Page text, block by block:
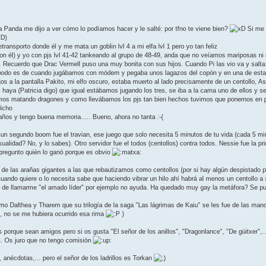
Panda me dijo a ver cómo lo podíamos hacer y le salté: por tfno te viene bien?
Si me
)
donde él y me mata un goblin lvl 4 a mi elfa lvl 1 pero yo tan feliz
él) y yo con pjs lvl 41-42 tankeando al grupo de 48-49, anda que no veíamos mariposas ni
que Drac Vermell puso una muy bonita con sus hijos. Cuando Pi las vio va y
es de cuando jugábamos con módem y pegaba unos lagazos del copón y en una de
a la pantalla Pakito, mi elfo oscuro, estaba muerto al lado precisamente de un centollo,
(Patricia digo) que igual estábamos jugando los tres, se iba a la cama uno de ellos y
matando dragones y como llevábamos los pjs tan bien hechos tuvimos que ponernos
y tengo buena memoria..... Bueno, ahora no tanta :-(
segundo boom fue el travian, ese juego que solo necesita 5 minutos de tu vida (cada 5
No, y lo sabes). Otro servidor fue el todos (centollos) contra todos. Nessie fue la
quién lo ganó porque es obvio
las arañas gigantes a las que rebautizamos como centollos (por si hay algún despistado
quiere o lo necesita sabe que haciendo vibrar un hilo ahí habrá al menos un centollo a
llamarme "el amado líder" por ejemplo no ayuda. Ha quedado muy gay la metáfora? Se
Dalthea y Tharem que su trilogía de la saga "Las lágrimas de Kaiu" se les fue de las
no se me hubiera ocurrido esa rima
)
sean amigos pero si os gusta "El señor de los anillos", "Dragonlance", "De
. Os juro que no tengo comisión
pero el señor de los ladrillos es Torkan